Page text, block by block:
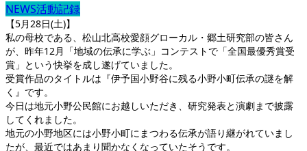
NEWS活動記録
【5月28日(土)】
私の母校である、松山北高校愛顔グローカル・郷土研究部の皆さん
が、昨年12月「地域の伝承に学ぶ」コンテストで「全国最優秀賞受
賞」という快挙を成し遂げていました。
受賞作品のタイトルは『伊予国小野谷に残る小野小町伝承の謎を解
く』です。
今日は地元小野公民館にお越しいただき、研究発表と演劇まで披露
してくれました。
地元の小野地区には小野小町にまつわる伝承が語り継がれていまし
たが、最近ではあまり聞かなくなっていたそうです。